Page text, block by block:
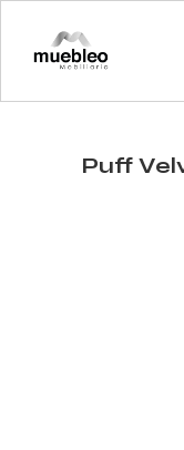
Puff